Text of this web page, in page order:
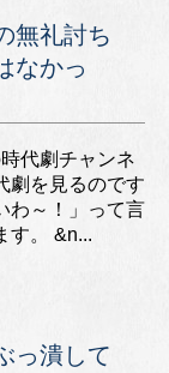
無礼討ち
なかっ
代劇チャンネ
劇を見るのです
わ～！」って言
す。 &n...
っ潰して